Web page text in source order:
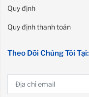
Quy định
Quy định thanh toán
Theo Dõi Chúng Tôi Tại: